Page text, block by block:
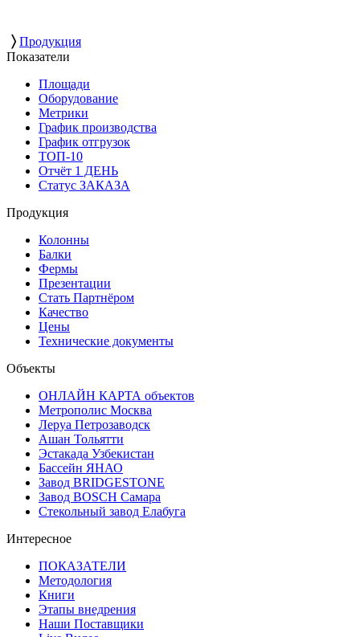
〉 Продукция
Показатели
Площади
Оборудование
Метрики
График производства
График отгрузок
ТОП-10
Отчёт 1 ДЕНЬ
Статус ЗАКАЗА
Продукция
Колонны
Балки
Фермы
Презентации
Стать Партнёром
Качество
Цены
Технические документы
Объекты
ОНЛАЙН КАРТА объектов
Метрополис Москва
Леруа Петрозаводск
Ашан Тольятти
Эстакада Узбекистан
Бассейн ЯНАО
Завод BRIDGESTONE
Завод BOSCH Самара
Стекольный завод Елабуга
Интересное
ПОКАЗАТЕЛИ
Методология
Книги
Этапы внедрения
Наши Поставщики